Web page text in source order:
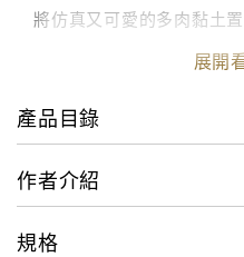
將仿真又可愛的多肉黏土
殼、木杓、杯碗……從手
配，就能出現令人驚喜的
盆idea，一起動手捏捏彩
肉植物黏土，簡單布置出
展開
產品目錄
作者介紹
規格